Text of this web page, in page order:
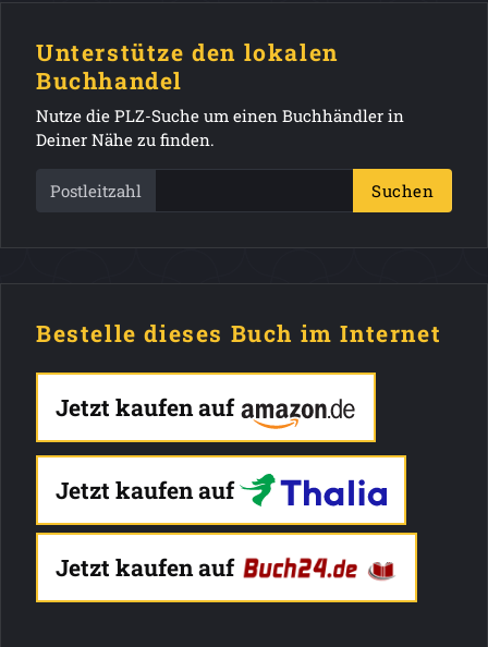
Unterstütze den lokalen
Buchhandel
Nutze die PLZ-Suche um einen Buchhändler in
Deiner Nähe zu finden.
Postleitzahl Suchen
Bestelle dieses Buch im Internet
Jetzt kaufen auf
Jetzt kaufen auf
Jetzt kaufen auf